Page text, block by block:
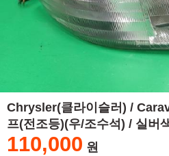
Chrysler(클라이슬러) /
프(전조등)(우/조수석) / 실버
110,000 원